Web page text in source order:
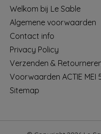
Welkom bij Le Sable
Algemene voorwaarden
Contact info
Privacy Policy
Verzenden &
Voorwaarden ACTIE MEI
Sitemap